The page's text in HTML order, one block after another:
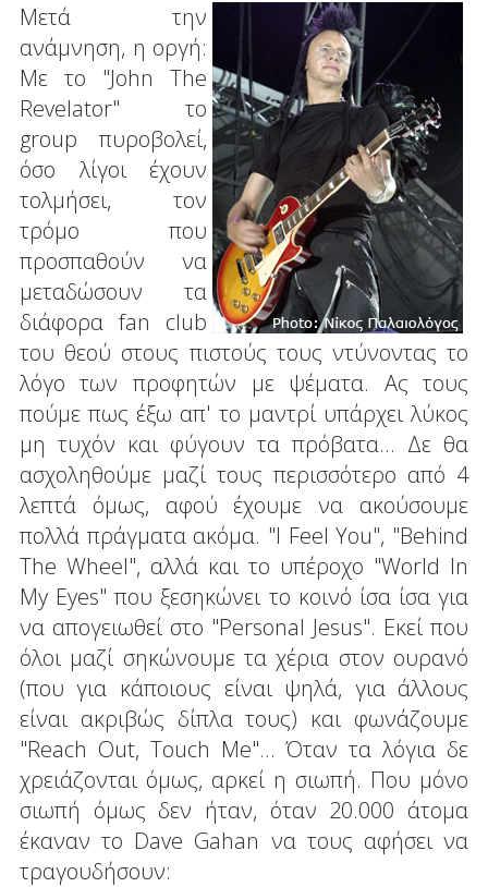
Μετά την
ανάμνηση, η οργή:
Με το "John The
Revelator" το
group πυροβολεί,
όσο λίγοι έχουν
τολμήσει, τον
τρόμο που
προσπαθούν να
μεταδώσουν τα
διάφορα fan club
του θεού στους πιστούς τους ντύνοντας το
λόγο των προφητών με ψέματα. Ας τους
πούμε πως έξω απ' το μαντρί υπάρχει λύκος
μη τυχόν και φύγουν τα πρόβατα... Δε θα
ασχοληθούμε μαζί τους περισσότερο από 4
λεπτά όμως, αφού έχουμε να ακούσουμε
πολλά πράγματα ακόμα. "I Feel You", "Behind
The Wheel", αλλά και το υπέροχο "World In
My Eyes" που ξεσηκώνει το κοινό ίσα ίσα για
να απογειωθεί στο "Personal Jesus". Εκεί που
όλοι μαζί σηκώνουμε τα χέρια στον ουρανό
(που για κάποιους είναι ψηλά, για άλλους
είναι ακριβώς δίπλα τους) και φωνάζουμε
"Reach Out, Touch Me"... Όταν τα λόγια δε
χρειάζονται όμως, αρκεί η σιωπή. Που μόνο
σιωπή όμως δεν ήταν, όταν 20.000 άτομα
έκαναν το Dave Gahan να τους αφήσει να
τραγουδήσουν: